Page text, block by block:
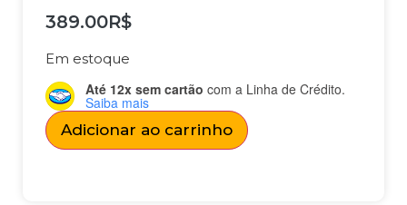
389.00R$
Em estoque
Até 12x sem cartão com a Linha de Crédito.
Saiba mais
Adicionar ao carrinho